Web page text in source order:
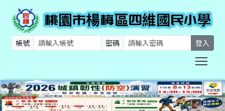
帳號 密碼 登入